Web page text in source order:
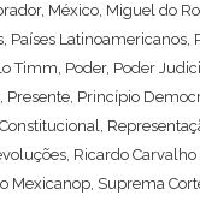
, México, Miguel do
, Países Latinoamericanos,
Timm, Poder, Poder
, Presente, Princípio
,
, Ricardo
Mexicanop, Suprema